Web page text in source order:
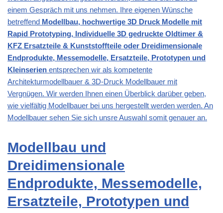
einem Gespräch mit uns nehmen. Ihre eigenen Wünsche
betreffend Modellbau, hochwertige 3D Druck Modelle mit
Rapid Prototyping, Individuelle 3D gedruckte Oldtimer &
KFZ Ersatzteile & Kunststoffteile oder Dreidimensionale
Endprodukte, Messemodelle, Ersatzteile, Prototypen und
Kleinserien entsprechen wir als kompetente
Architekturmodellbauer & 3D-Druck Modellbauer mit
Vergnügen. Wir werden Ihnen einen Überblick darüber geben,
wie vielfältig Modellbauer bei uns hergestellt werden werden. An
Modellbauer sehen Sie sich unsre Auswahl somit genauer an.
Modellbau und
Dreidimensionale
Endprodukte, Messemodelle,
Ersatzteile, Prototypen und